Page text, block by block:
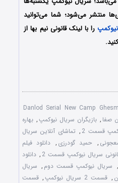
منتشر می‌شود؛ شما می‌توانید
را با لینک قانونی نیم بها از
Danlod Serial New Camp
صفا , بازیگران سریال نیوکمپ, بهاره
قسمت 2 , تماشای آنلاین سریال
, حمید گودرزی , دانلود فیلم
سریال نیوکمپ قسمت 2 , دانلود
, سریال نیوکمپ قسمت دوم , سریال
, قسمت 2 سریال نیوکمپ , قسمت